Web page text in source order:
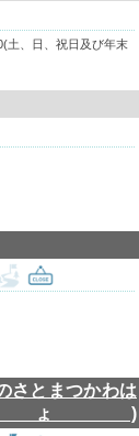
土、日、祝日及び年末
さとまつかわは
ょ)